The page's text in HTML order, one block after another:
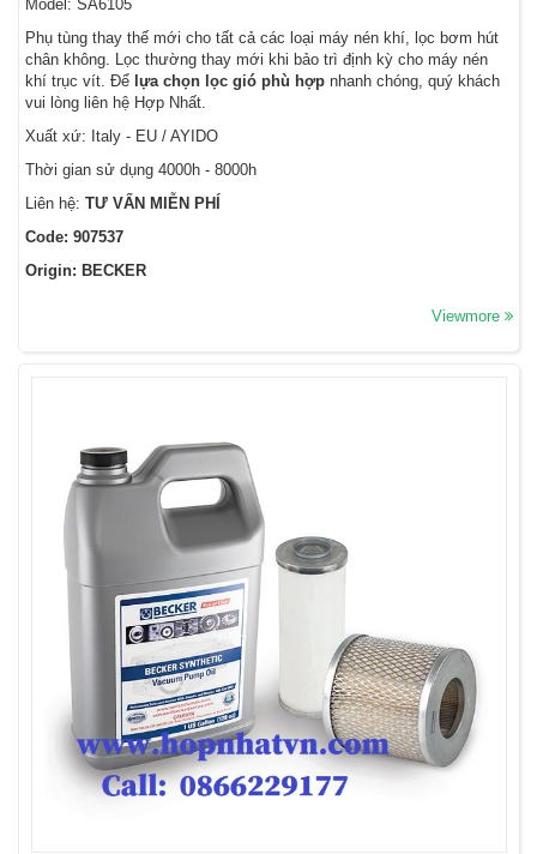
Model: SA6105
Phụ tùng thay thế mới cho tất cả các loại máy nén khí, lọc bơm hút
chân không. Lọc thường thay mới khi bảo trì định kỳ cho máy nén
khí trục vít. Để lựa chọn lọc gió phù hợp nhanh chóng, quý khách
vui lòng liên hệ Hợp Nhất.
Xuất xứ: Italy - EU / AYIDO
Thời gian sử dụng 4000h - 8000h
Liên hệ: TƯ VẤN MIỄN PHÍ
Code: 907537
Origin: BECKER
Viewmore